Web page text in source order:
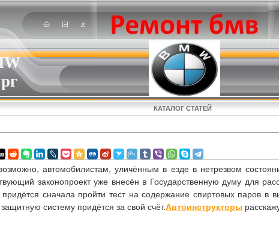
КАТАЛОГ СТАТЕЙ
автомобилистам, уличённым в езде в нетрезвом
законопроект уже внесён в Государственную думу для
придётся сначала пройти тест на содержание спиртовых паров в
систему придётся за свой счёт.Автоинструкторы